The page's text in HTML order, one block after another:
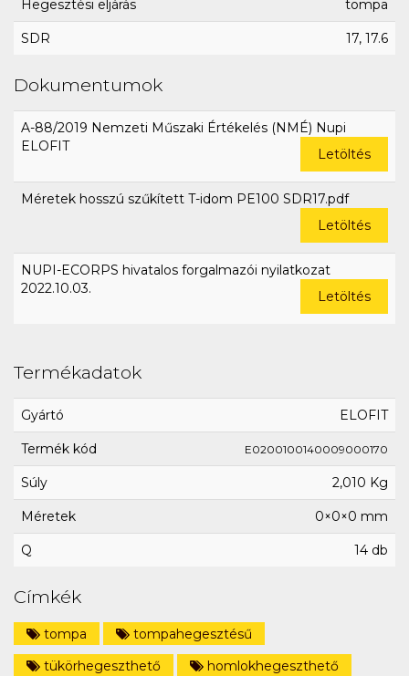
Hegesztési eljárás tompa
SDR 17, 17.6
Dokumentumok
A-88/2019 Nemzeti Műszaki Értékelés (NMÉ) Nupi
ELOFIT
Letöltés
Méretek hosszú szűkített T-idom PE100 SDR17.pdf
Letöltés
NUPI-ECORPS hivatalos forgalmazói nyilatkozat
2022.10.03.
Letöltés
Termékadatok
Gyártó ELOFIT
Termék kód E0200100140009000170
Súly 2,010 Kg
Méretek 0×0×0 mm
Q 14 db
Címkék
tompa
tompahegesztésű
tükörhegeszthető
homlokhegeszthető